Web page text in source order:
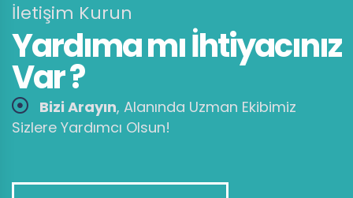
İletişim Kurun
Yardıma mı İhtiyacınız
Var ?
Bizi Arayın, Alanında Uzman Ekibimiz
Sizlere Yardımcı Olsun!